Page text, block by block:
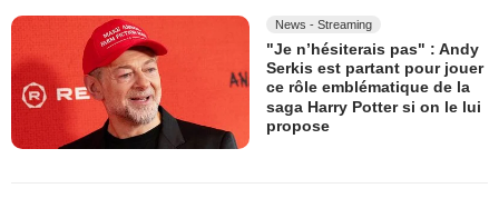
News - Streaming
"Je n’hésiterais pas" : Andy
Serkis est partant pour jouer
ce rôle emblématique de la
saga Harry Potter si on le lui
propose